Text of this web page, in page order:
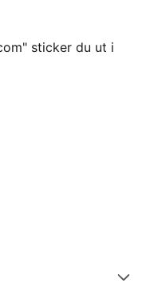
sticker du ut i